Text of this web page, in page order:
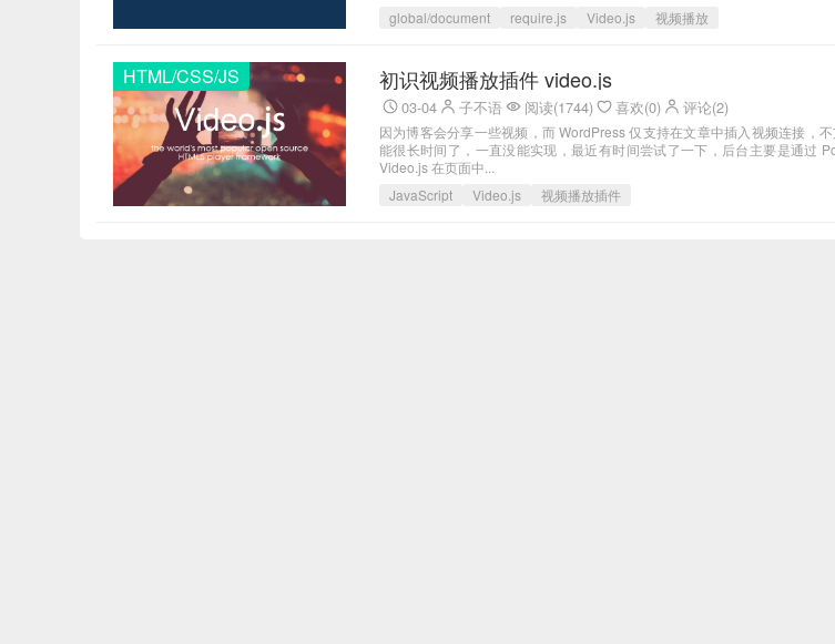
global/document
require.js Video.js 视频播放
HTML/CSS/JS 初识视频播放插件 video.js
03-04 子不语 阅读(1744) 喜欢(0) 评论(2)
因为博客会分享一些视频，而 WordPress 仅支持在文章中插入视频连接，
能很长时间了，一直没能实现，最近有时间尝试了一下，后台主要是通过
Video.js 在页面中...
JavaScript
Video.js 视频播放插件